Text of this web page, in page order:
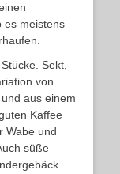
es meistens
Sekt,
von
aus einem
Kaffee
Wabe und
süße